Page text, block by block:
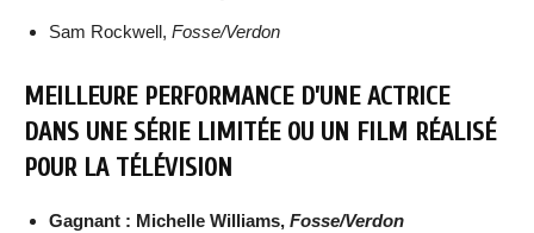
Sam Rockwell, Fosse/Verdon
MEILLEURE PERFORMANCE D’UNE ACTRICE
DANS UNE SÉRIE LIMITÉE OU UN FILM RÉALISÉ
POUR LA TÉLÉVISION
Gagnant : Michelle Williams, Fosse/Verdon